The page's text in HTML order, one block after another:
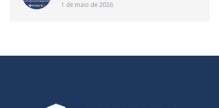
1 de maio de 2026